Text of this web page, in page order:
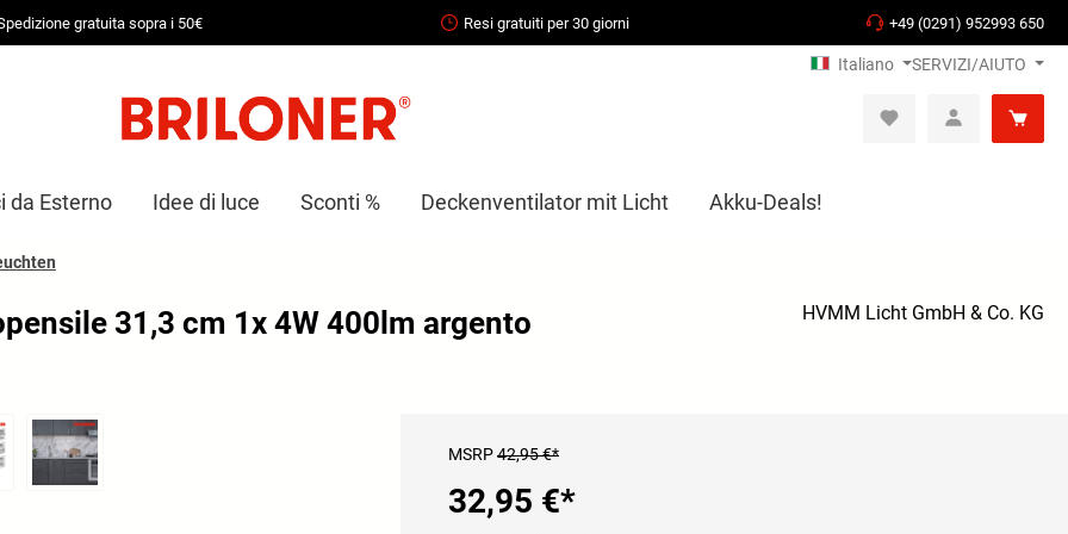
gratuita sopra i 50€ Resi gratuiti per 30 giorni +49 (0291) 952993 650
Italiano SERVIZI/AIUTO
da Esterno Idee di luce Sconti % Deckenventilator mit Licht Akku-Deals!
31,3 cm 1x 4W 400lm argento HVMM Licht GmbH & Co. KG
MSRP42,95 €*
32,95 €*